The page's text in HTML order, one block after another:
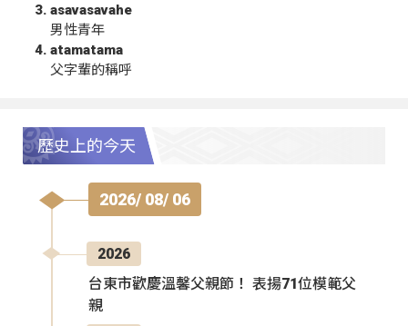
asavasavahe
男性青年
atamatama
父字輩的稱呼
歷史上的今天
2026/ 08/ 06
2026
台東市歡慶溫馨父親節！ 表揚71位模範父
親